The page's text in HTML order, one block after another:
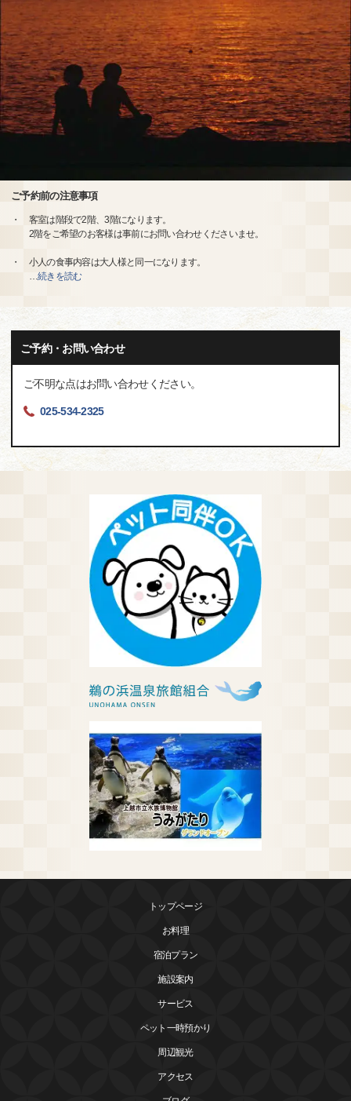
ご予約前の注意事項
・ 客室は階段で2階、3階になります。
2階をご希望のお客様は事前にお問い合わせくださいませ。
・ 小人の食事内容は大人様と同一になります。
…続きを読む
ご予約・お問い合わせ
ご不明な点はお問い合わせください。
025-534-2325
トップページ
お料理
宿泊プラン
施設案内
サービス
ペット一時預かり
周辺観光
アクセス